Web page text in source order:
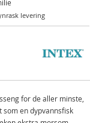
levering
for de aller minste,
en dypvannsfisk